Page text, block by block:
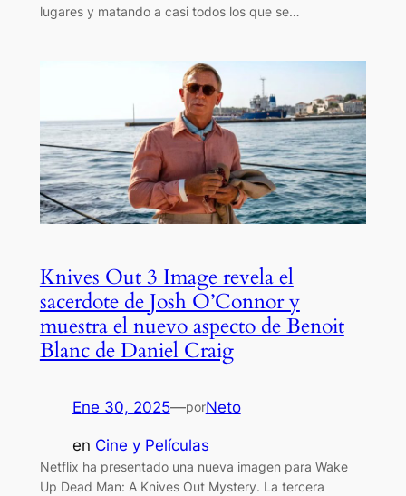
lugares y matando a casi todos los que se…
Knives Out 3 Image revela el
sacerdote de Josh O’Connor y
muestra el nuevo aspecto de Benoit
Blanc de Daniel Craig
Ene 30, 2025—porNeto
en Cine y Películas
Netflix ha presentado una nueva imagen para Wake
Up Dead Man: A Knives Out Mystery. La tercera